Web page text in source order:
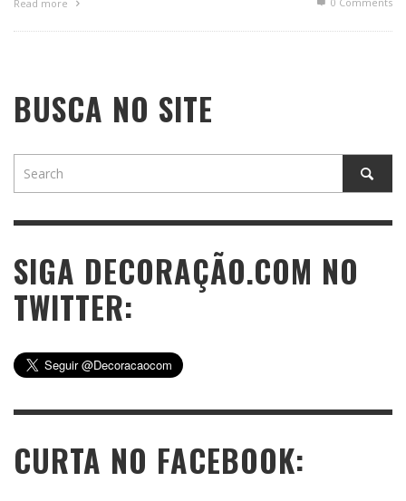
Read more
BUSCA NO SITE
SIGA DECORAÇÃO.COM NO
TWITTER:
CURTA NO FACEBOOK: